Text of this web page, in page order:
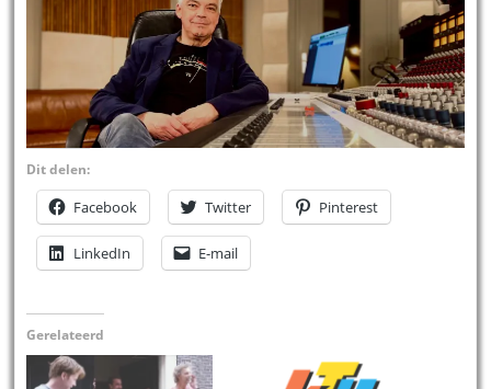
Dit delen:
Facebook Twitter Pinterest
LinkedIn E-mail
Gerelateerd